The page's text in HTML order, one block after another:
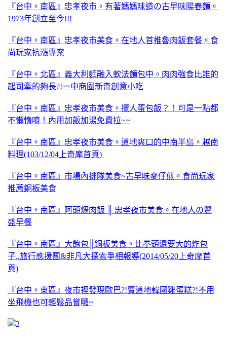
『台中。南區』忠孝夜市。有著媽媽味道の古早味陽春麵。
1973年創立至今!!!
『台中。南區』忠孝夜市美食。在地人首推魯肉飯套餐。食
尚玩家抗漲專案
『台中。北區』義大利麵融入軟法麵包中。肉肉強食比誰的
起司牽的夠長?!一中商圈新奇創意小吃
『台中。南區』忠孝夜市美食。攬人蛋包飯？！可是一點都
不懶惰唷！內用加飯加湯免費拉~~
『台中。南區』忠孝夜市美食。道地爽口的中南半島。越南
料理(103/12/04上奇摩首頁)
『台中。南區』市場內排隊美食~古早味麥仔煎。食尚玩家
推薦銅板美食
『台中。南區』阿頭爌肉飯 ║ 忠孝夜市美食。在地人の豐
盛早餐
『台中。南區』大飽包║銅板美食。比拳頭還要大的炸包
子..旅行應援團&非凡大探索爭相報導(2014/05/20上奇摩首
頁)
『台中。東區』夜市裡發現歐巴?!賣道地韓國雞蛋糕?!不用
坐飛機也可輕鬆品嘗囉~